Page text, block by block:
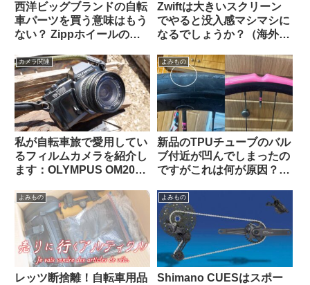
西洋ビッグブランドの自転
車パーツを買う意味はもう
ない？ Zippホイールの生
の経緯報告が大きい話題に
Zwiftは大きいスクリーン
でやると没入感マシマシに
なるでしょうか？（海外掲
カメラ関連
私が自転車旅で愛用してい
るフィルムカメラを紹介し
ます：OLYMPUS OM2000
F3.5
よみもの
新品のTPUチューブのバル
ブ付近が凹んでしまったの
ですがこれは何が原因？
よみもの
レッツ断捨離！自転車用品
よみもの
Shimano CUESはスポー